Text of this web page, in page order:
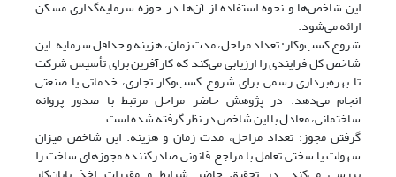
این شاخص‌ها و نحوه استفاده از آن‌ها در حوزه سرمایه‌گذاری مسکن
ارائه می‌شود.
شروع کسب‌وکار: تعداد مراحل، مدت زمان، هزینه و حداقل سرمایه. این
شاخص کل فرایندی را ارزیابی می‌کند که کارآفرین برای تأسیس شرکت
تا بهره‌برداری رسمی‌ برای شروع کسب‌وکار تجاری، خدماتی یا صنعتی
انجام می‌دهد. در پژوهش حاضر مراحل مرتبط با صدور پروانه
ساختمانی، معادل با این شاخص در نظر گرفته شده است.
گرفتن مجوز: تعداد مراحل، مدت زمان و هزینه. این شاخص میزان
سهولت یا سختی تعامل با مراجع قانونی صادرکننده مجوزهای ساخت را